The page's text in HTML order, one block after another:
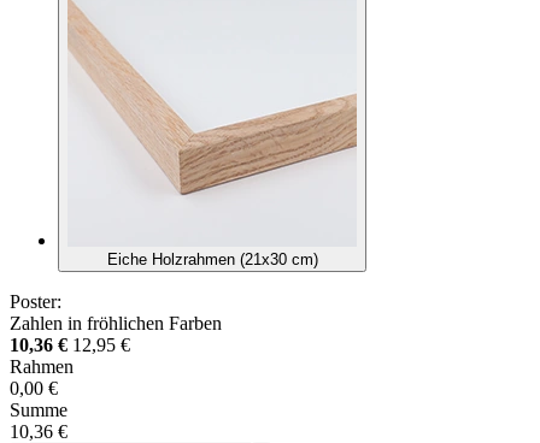
Eiche Holzrahmen (21x30 cm)
Poster:
Zahlen in fröhlichen Farben
10,36 € 12,95 €
Rahmen
0,00 €
Summe
10,36 €